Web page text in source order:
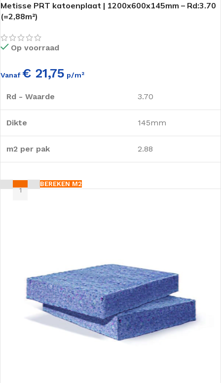
Metisse PRT katoenplaat | 1200x600x145mm – Rd:3.70
(=2,88m²)
Op voorraad
Vanaf € 21,75 p/m²
Rd - Waarde 3.70
Dikte 145mm
m2 per pak 2.88
BEREKEN M2